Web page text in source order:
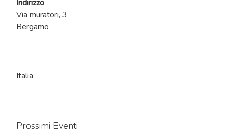
Indirizzo
Via muratori, 3
Bergamo
Italia
Prossimi Eventi